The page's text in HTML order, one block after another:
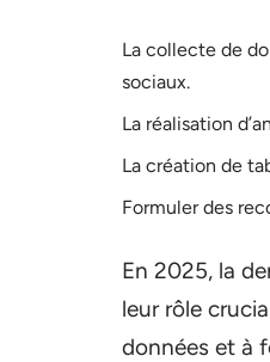
La collecte de
sociaux.
La réalisation
La création de
Formuler des
En 2025, la
leur rôle
données et à